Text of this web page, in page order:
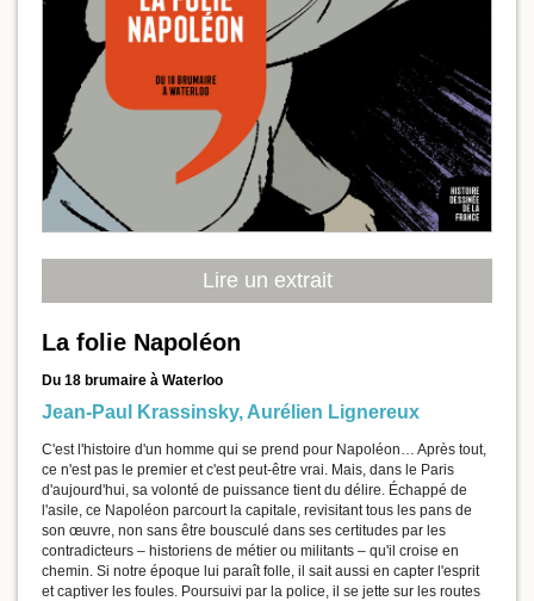
Lire un extrait
La folie Napoléon
Du 18 brumaire à Waterloo
Jean-Paul Krassinsky, Aurélien Lignereux
C'est l'histoire d'un homme qui se prend pour Napoléon… Après tout,
ce n'est pas le premier et c'est peut-être vrai. Mais, dans le Paris
d'aujourd'hui, sa volonté de puissance tient du délire. Échappé de
l'asile, ce Napoléon parcourt la capitale, revisitant tous les pans de
son œuvre, non sans être bousculé dans ses certitudes par les
contradicteurs – historiens de métier ou militants – qu'il croise en
chemin. Si notre époque lui paraît folle, il sait aussi en capter l'esprit
et captiver les foules. Poursuivi par la police, il se jette sur les routes